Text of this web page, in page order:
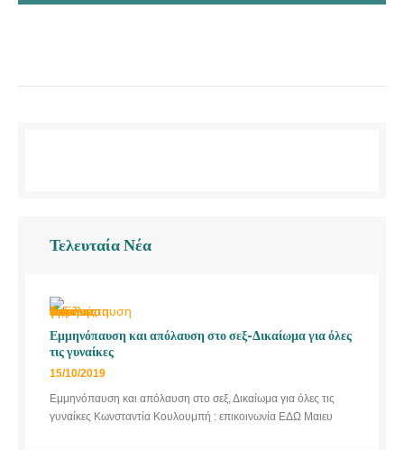
Τελευταία Νέα
Εμμηνόπαυση και απόλαυση στο σεξ-Δικαίωμα για όλες
τις γυναίκες
15/10/2019
Εμμηνόπαυση και απόλαυση στο σεξ, Δικαίωμα για όλες τις
γυναίκες Κωνσταντία Κουλουμπή : επικοινωνία ΕΔΩ Μαιευ